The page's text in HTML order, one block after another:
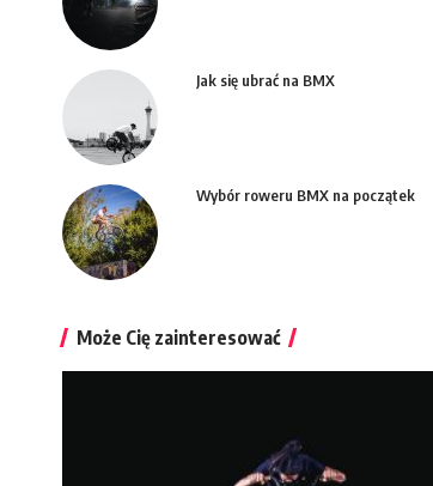
Jak się ubrać na BMX
Wybór roweru BMX na początek
Może Cię zainteresować